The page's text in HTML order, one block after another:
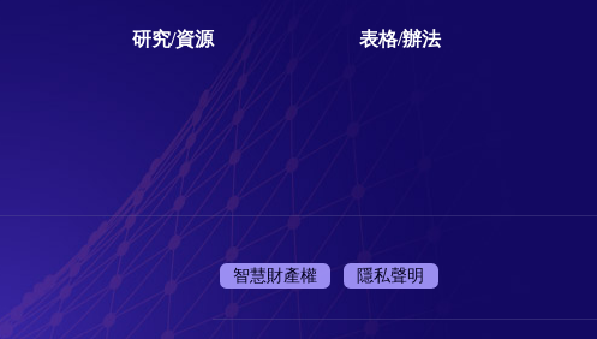
研究/資源 表格/辦法
智慧財產權 隱私聲明